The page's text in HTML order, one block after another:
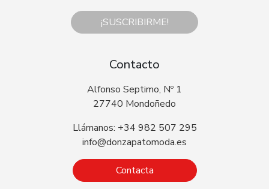
¡SUSCRIBIRME!
Contacto
Alfonso Septimo, Nº 1
27740 Mondoñedo
Llámanos: +34 982 507 295
info@donzapatomoda.es
Contacta